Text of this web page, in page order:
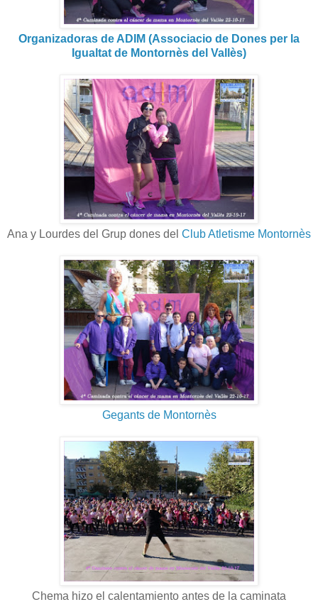
Organizadoras de ADIM (Associacio de Dones per la
Igualtat de Montornès del Vallès)
Ana y Lourdes del Grup dones del Club Atletisme Montornès
Gegants de Montornès
Chema hizo el calentamiento antes de la caminata